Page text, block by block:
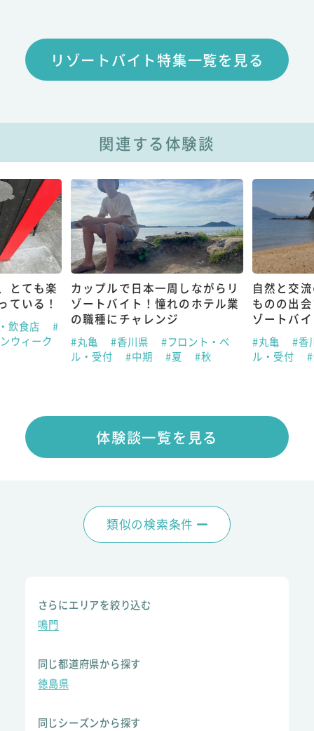
リゾートバイト特集一覧を見る
関連する体験談
とても楽
ている！
飲食店
#
ウィーク
カップルで日本一周しながらリ
ゾートバイト！憧れのホテル業
の職種にチャレンジ
#丸亀 #香川県
#フロント・ベ
ル・受付
#中期 #夏 #秋
自然と交
ものの出
ゾートバ
#丸亀
#香
ル・受付
体験談一覧を見る
類似の検索条件
さらにエリアを絞り込む
鳴門
同じ都道府県から探す
徳島県
同じシーズンから探す